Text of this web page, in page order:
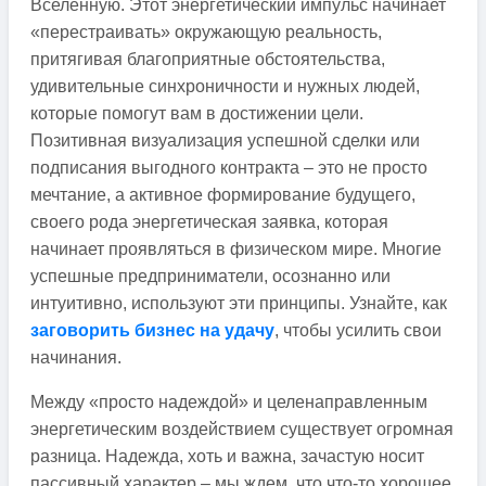
Вселенную. Этот энергетический импульс начинает
«перестраивать» окружающую реальность,
притягивая благоприятные обстоятельства,
удивительные синхроничности и нужных людей,
которые помогут вам в достижении цели.
Позитивная визуализация успешной сделки или
подписания выгодного контракта – это не просто
мечтание, а активное формирование будущего,
своего рода энергетическая заявка, которая
начинает проявляться в физическом мире. Многие
успешные предприниматели, осознанно или
интуитивно, используют эти принципы. Узнайте, как
заговорить бизнес на удачу, чтобы усилить свои
начинания.
Между «просто надеждой» и целенаправленным
энергетическим воздействием существует огромная
разница. Надежда, хоть и важна, зачастую носит